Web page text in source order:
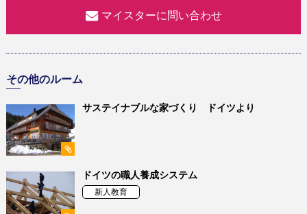
マイスターに問い合わせ
その他のルーム
サステイナブルな家づくり ドイツより
ドイツの職人養成システム
新人教育